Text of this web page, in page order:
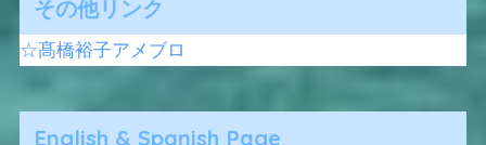
その他リンク
☆髙橋裕子アメブロ
English & Spanish Page